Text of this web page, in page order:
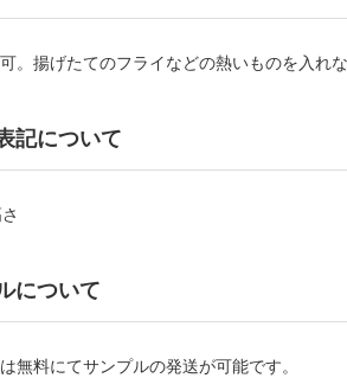
。揚げたてのフライなどの熱いものを入れ
記について
について
無料にてサンプルの発送が可能です。